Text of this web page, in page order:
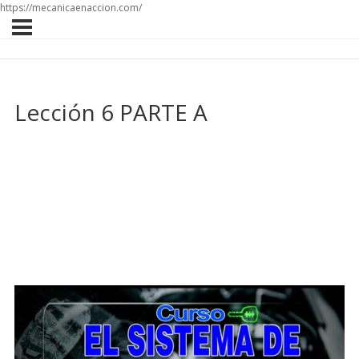
https://mecanicaenaccion.com/
Lección 6 PARTE A